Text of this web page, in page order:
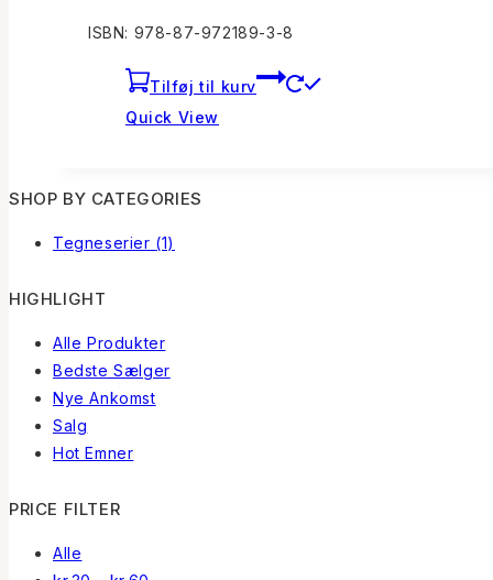
ISBN: 978-87-972189-3-8
Tilføj til kurv
Quick View
SHOP BY CATEGORIES
Tegneserier (1)
HIGHLIGHT
Alle Produkter
Bedste Sælger
Nye Ankomst
Salg
Hot Emner
PRICE FILTER
Alle